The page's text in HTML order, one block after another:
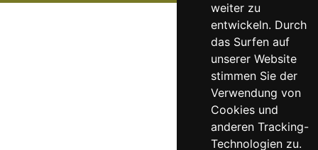
weiter zu
entwickeln. Durch
das Surfen auf
unserer Website
stimmen Sie der
Verwendung von
Cookies und
anderen Tracking-
Technologien zu.